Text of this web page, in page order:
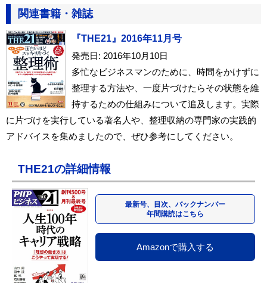
関連書籍・雑誌
『THE21』2016年11月号
発売日: 2016年10月10日
多忙なビジネスマンのために、時間をかけずに
整理する方法や、一度片づけたらその状態を維
持するための仕組みについて追及します。実際
に片づけを実行している著名人や、整理収納の専門家の実践的
アドバイスを集めましたので、ぜひ参考にしてください。
THE21の詳細情報
最新号、目次、バックナンバー
年間購読はこちら
Amazonで購入する